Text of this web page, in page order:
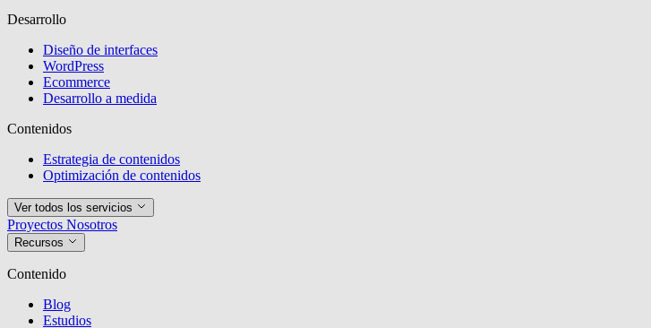
Desarrollo
Diseño de interfaces
WordPress
Ecommerce
Desarrollo a medida
Contenidos
Estrategia de contenidos
Optimización de contenidos
Ver todos los servicios
Proyectos Nosotros
Recursos
Contenido
Blog
Estudios